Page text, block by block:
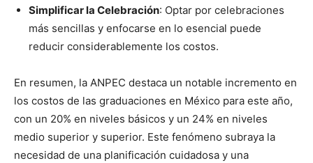
Simplificar la Celebración: Optar por celebraciones
más sencillas y enfocarse en lo esencial puede
reducir considerablemente los costos.
En resumen, la ANPEC destaca un notable incremento en
los costos de las graduaciones en México para este año,
con un 20% en niveles básicos y un 24% en niveles
medio superior y superior. Este fenómeno subraya la
necesidad de una planificación cuidadosa y una